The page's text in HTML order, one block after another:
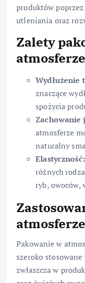
produktów
utleniania oraz
Zalety
Wydłużenie
znaczące
spożycia
Zachowanie
atmosferze
naturalny
Elastyczność:
różnych
ryb, owoców,
Pakowanie w
szeroko
zwłaszcza w